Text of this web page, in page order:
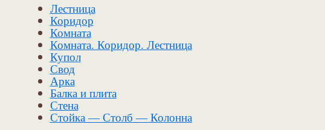
Лестница
Коридор
Комната
Комната. Коридор. Лестница
Купол
Свод
Арка
Балка и плита
Стена
Стойка — Столб — Колонна